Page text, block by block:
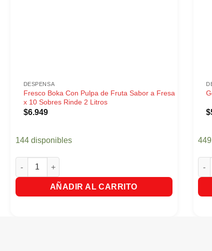
DESPENSA
Fresco Boka Con Pulpa de Fruta Sabor a Fresa
x 10 Sobres Rinde 2 Litros
$6.949
144 disponibles
Fresco Boka Con Pulpa de Fruta Sabor a Fresa x 10
AÑADIR AL CARRITO
$